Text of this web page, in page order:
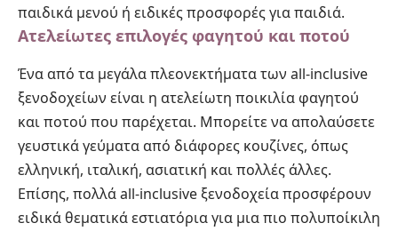
παιδικά μενού ή ειδικές προσφορές για παιδιά.
Ατελείωτες επιλογές φαγητού και ποτού
Ένα από τα μεγάλα πλεονεκτήματα των all-inclusive
ξενοδοχείων είναι η ατελείωτη ποικιλία φαγητού
και ποτού που παρέχεται. Μπορείτε να απολαύσετε
γευστικά γεύματα από διάφορες κουζίνες, όπως
ελληνική, ιταλική, ασιατική και πολλές άλλες.
Επίσης, πολλά all-inclusive ξενοδοχεία προσφέρουν
ειδικά θεματικά εστιατόρια για μια πιο πολυποίκιλη